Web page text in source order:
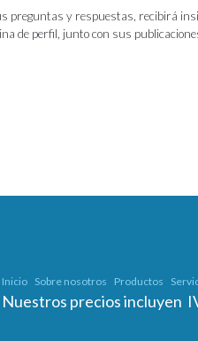
preguntas y respuestas, recibirá
de perfil, junto con sus
Inicio Sobre nosotros Productos
Nuestros precios incluyen